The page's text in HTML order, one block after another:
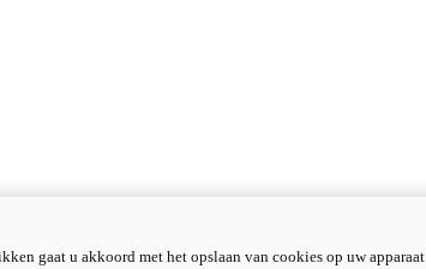
gaat u akkoord met het opslaan van cookies op uw apparaat